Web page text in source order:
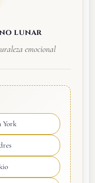
lunar
emocional
York